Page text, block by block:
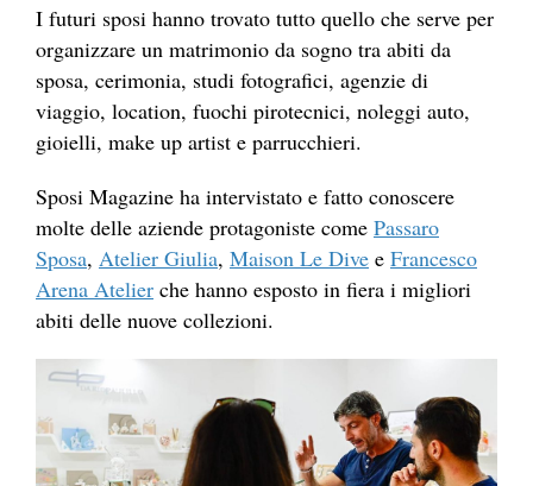
I futuri sposi hanno trovato tutto quello che serve per
organizzare un matrimonio da sogno tra abiti da
sposa, cerimonia, studi fotografici, agenzie di
viaggio, location, fuochi pirotecnici, noleggi auto,
gioielli, make up artist e parrucchieri.
Sposi Magazine ha intervistato e fatto conoscere
molte delle aziende protagoniste come Passaro
Sposa, Atelier Giulia, Maison Le Dive e Francesco
Arena Atelier che hanno esposto in fiera i migliori
abiti delle nuove collezioni.